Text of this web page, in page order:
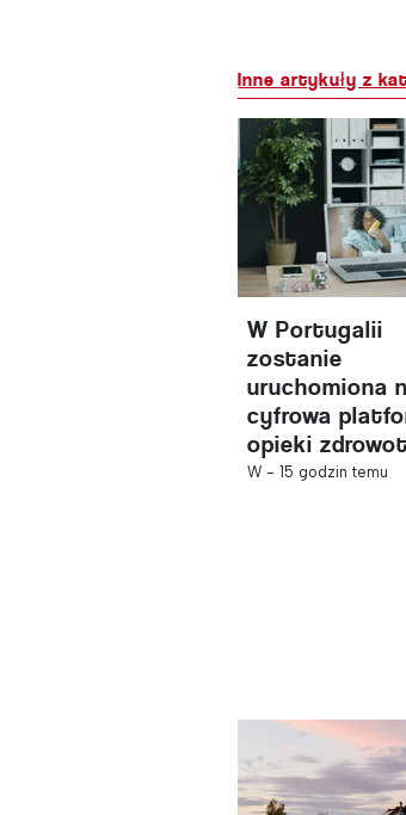
Inne artykuły z
W Portugalii
zostanie
uruchomiona
cyfrowa
opieki
W -15 godzin temu